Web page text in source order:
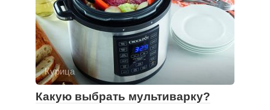
Курица
Какую выбрать мультиварку?